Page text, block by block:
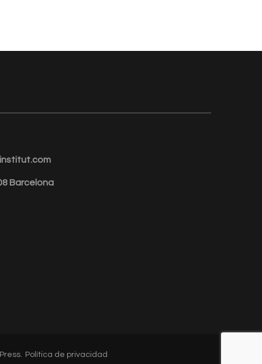
Barcelona
. Política de privacidad